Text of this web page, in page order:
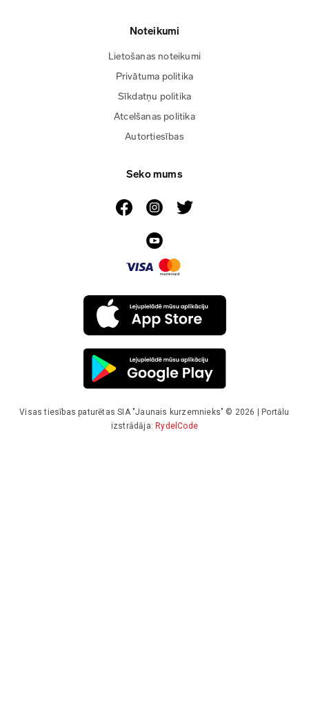
Noteikumi
Lietošanas noteikumi
Privātuma politika
Sīkdatņu politika
Atcelšanas politika
Autortiesības
Seko mums
Visas tiesības paturētas SIA "Jaunais kurzemnieks" © 2026 | Portālu
izstrādāja: RydelCode